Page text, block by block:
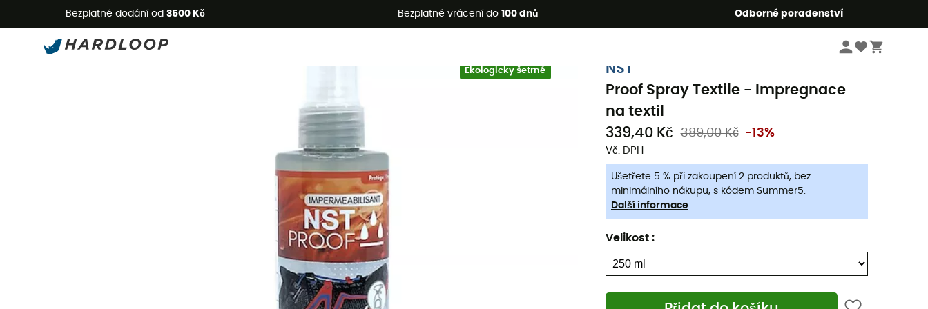
Bezplatné dodání od 3500 Kč Bezplatné vrácení do 100 dnů Odborné poradenství
Letní akce 🔥 -5 % EXTRA při nákupu 2 produktů* s kódem Summer5
Ekologicky šetrné
Přípravky na péči o Obuv
NST
Proof Spray Textile - Impregnace
na textil
339,40 Kč
389,00 Kč -13%
Vč. DPH
Ušetřete 5 % při zakoupení 2 produktů, bez
minimálního nákupu, s kódem Summer5.
Další informace
Velikost :